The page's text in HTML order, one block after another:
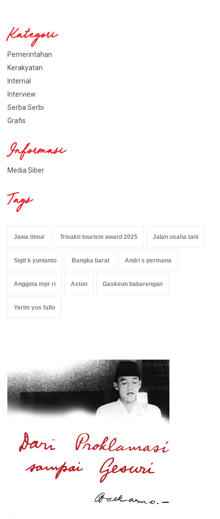
Kategori
Pemerintahan
Kerakyatan
Internal
Interview
Serba Serbi
Grafis
Informasi
Media Siber
Tags
Jawa timur Trisakti tourism award 2025 Jalan usaha tani
Sigit k yunianto Bangka barat Andri s permana
Anggota mpr ri Aston Gaskeun babarengan
Yerim yos fallo